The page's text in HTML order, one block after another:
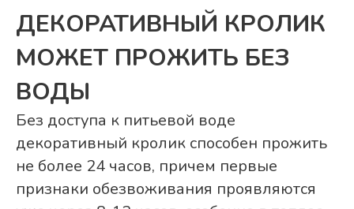
ДЕКОРАТИВНЫЙ КРОЛИК
МОЖЕТ ПРОЖИТЬ БЕЗ
ВОДЫ
Без доступа к питьевой воде
декоративный кролик способен прожить
не более 24 часов, причем первые
признаки обезвоживания проявляются